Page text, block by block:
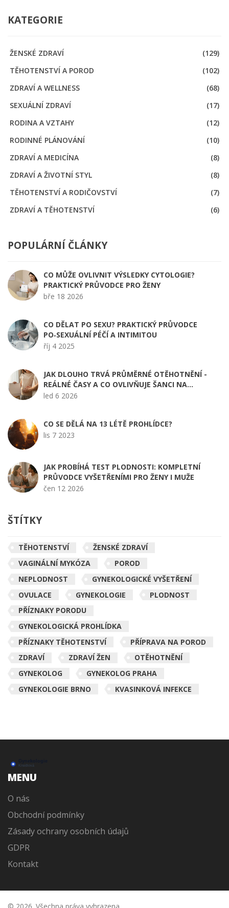
KATEGORIE
ŽENSKÉ ZDRAVÍ
(129)
TĚHOTENSTVÍ A POROD
(102)
ZDRAVÍ A WELLNESS
(68)
SEXUÁLNÍ ZDRAVÍ
(17)
RODINA A VZTAHY
(12)
RODINNÉ PLÁNOVÁNÍ
(10)
ZDRAVÍ A MEDICÍNA
(8)
ZDRAVÍ A ŽIVOTNÍ STYL
(8)
TĚHOTENSTVÍ A RODIČOVSTVÍ
(7)
ZDRAVÍ A TĚHOTENSTVÍ
(6)
POPULÁRNÍ ČLÁNKY
CO MŮŽE OVLIVNIT VÝSLEDKY CYTOLOGIE?
PRAKTICKÝ PRŮVODCE PRO ŽENY
bře 18 2026
CO DĚLAT PO SEXU? PRAKTICKÝ PRŮVODCE
PO‑SEXUÁLNÍ PÉČÍ A INTIMITOU
říj 4 2025
JAK DLOUHO TRVÁ PRŮMĚRNÉ OTĚHOTNĚNÍ -
REÁLNÉ ČASY A CO OVLIVŇUJE ŠANCI NA
TĚHOTENSTVÍ
led 6 2026
CO SE DĚLÁ NA 13 LÉTĚ PROHLÍDCE?
lis 7 2023
JAK PROBÍHÁ TEST PLODNOSTI: KOMPLETNÍ
PRŮVODCE VYŠETŘENÍMI PRO ŽENY I MUŽE
čen 12 2026
ŠTÍTKY
TĚHOTENSTVÍ
ŽENSKÉ ZDRAVÍ
VAGINÁLNÍ MYKÓZA
POROD
NEPLODNOST
GYNEKOLOGICKÉ VYŠETŘENÍ
OVULACE
GYNEKOLOGIE
PLODNOST
PŘÍZNAKY PORODU
GYNEKOLOGICKÁ PROHLÍDKA
PŘÍZNAKY TĚHOTENSTVÍ
PŘÍPRAVA NA POROD
ZDRAVÍ
ZDRAVÍ ŽEN
OTĚHOTNĚNÍ
GYNEKOLOG
GYNEKOLOG PRAHA
GYNEKOLOGIE BRNO
KVASINKOVÁ INFEKCE
MENU
O nás
Obchodní podmínky
Zásady ochrany osobních údajů
GDPR
Kontakt